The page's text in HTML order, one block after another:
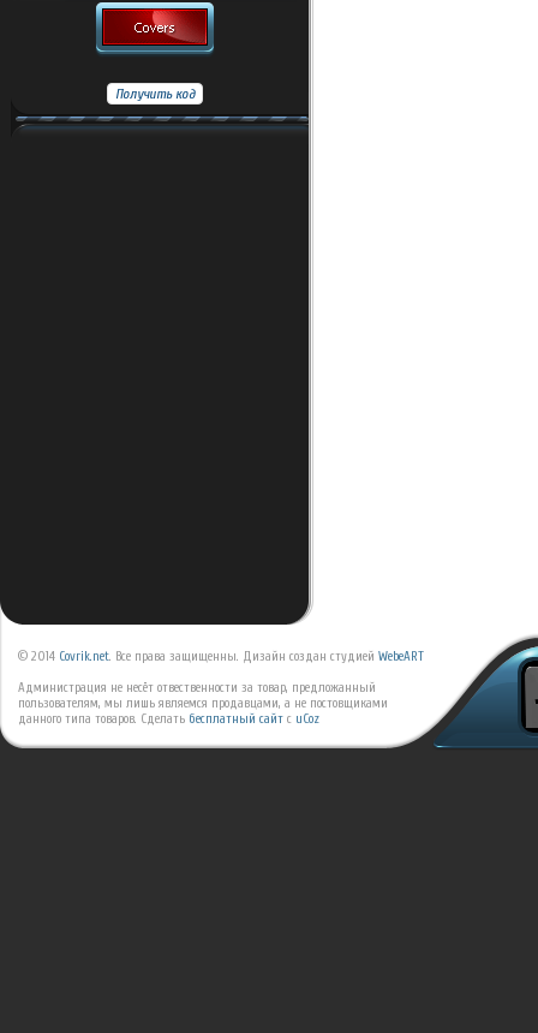
© 2014 Covrik.net. Все права защищенны. Дизайн создан студией WebeART
Администрация не несёт отвественности за товар, предложанный
пользователям, мы лишь являемся продавцами, а не постовщиками
данного типа товаров. Сделать бесплатный сайт с uCoz